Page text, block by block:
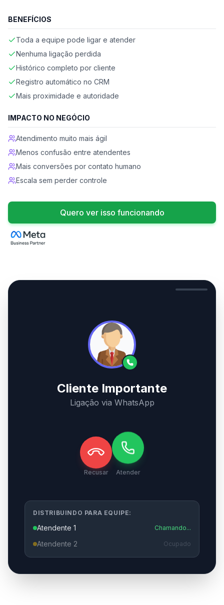
Cliente Importante
Ligação via WhatsApp
Recusar Atender
DISTRIBUINDO PARA EQUIPE:
Atendente 1 Chamando...
Atendente 2 Ocupado
BENEFÍCIOS
Toda a equipe pode ligar e atender
Nenhuma ligação perdida
Histórico completo por cliente
Registro automático no CRM
Mais proximidade e autoridade
IMPACTO NO NEGÓCIO
Atendimento muito mais ágil
Menos confusão entre atendentes
Mais conversões por contato humano
Escala sem perder controle
Quero ver isso funcionando